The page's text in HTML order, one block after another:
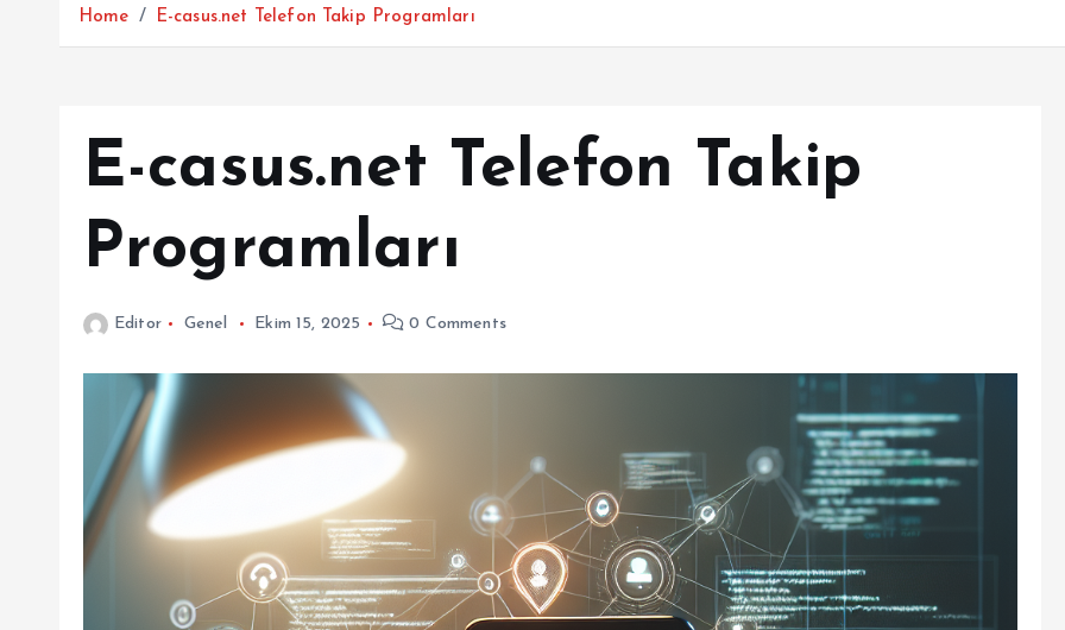
Home E-casus.net Telefon Takip Programları
E-casus.net Telefon Takip
Programları
Editor Genel Ekim 15, 2025 0 Comments